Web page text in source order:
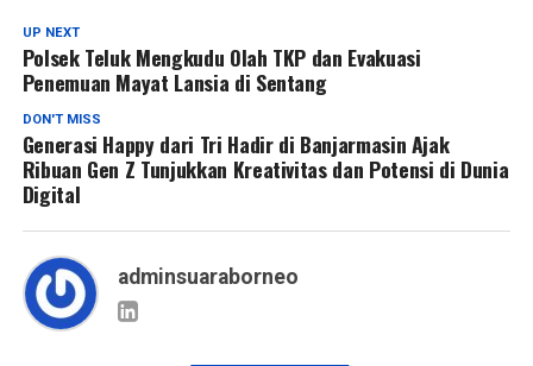
UP NEXT
Polsek Teluk Mengkudu Olah TKP dan Evakuasi
Penemuan Mayat Lansia di Sentang
DON'T MISS
Generasi Happy dari Tri Hadir di Banjarmasin Ajak
Ribuan Gen Z Tunjukkan Kreativitas dan Potensi di Dunia
Digital
adminsuaraborneo